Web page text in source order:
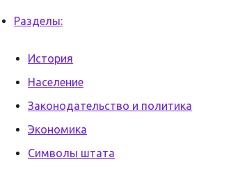
Разделы:
История
Население
Законодательство и политика
Экономика
Символы штата